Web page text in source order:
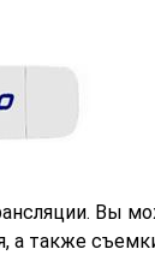
Вы
а также